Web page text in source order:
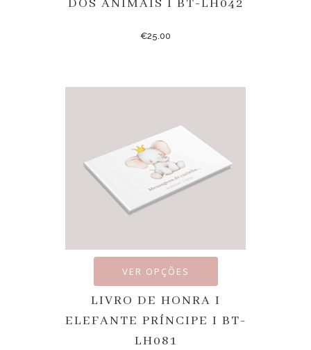
DOS ANIMAIS I BT-LH042
€25.00
VER OPÇÕES
LIVRO DE HONRA I
ELEFANTE PRÍNCIPE I BT-
LH081